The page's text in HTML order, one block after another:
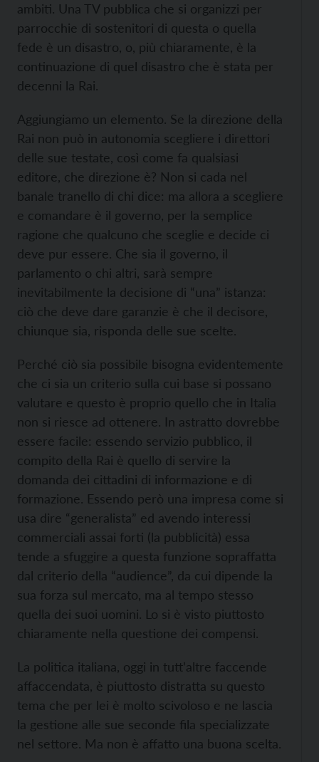
ambiti. Una TV pubblica che si organizzi per
parrocchie di sostenitori di questa o quella
fede è un disastro, o, più chiaramente, è la
continuazione di quel disastro che è stata per
decenni la Rai.
Aggiungiamo un elemento. Se la direzione della
Rai non può in autonomia scegliere i direttori
delle sue testate, così come fa qualsiasi
editore, che direzione è? Non si cada nel
banale tranello di chi dice: ma allora a scegliere
e comandare è il governo, per la semplice
ragione che qualcuno che sceglie e decide ci
deve pur essere. Che sia il governo, il
parlamento o chi altri, sarà sempre
inevitabilmente la decisione di “una” istanza:
ciò che deve dare garanzie è che il decisore,
chiunque sia, risponda delle sue scelte.
Perché ciò sia possibile bisogna evidentemente
che ci sia un criterio sulla cui base si possano
valutare e questo è proprio quello che in Italia
non si riesce ad ottenere. In astratto dovrebbe
essere facile: essendo servizio pubblico, il
compito della Rai è quello di servire la
domanda dei cittadini di informazione e di
formazione. Essendo però una impresa come si
usa dire “generalista” ed avendo interessi
commerciali assai forti (la pubblicità) essa
tende a sfuggire a questa funzione sopraffatta
dal criterio della “audience”, da cui dipende la
sua forza sul mercato, ma al tempo stesso
quella dei suoi uomini. Lo si è visto piuttosto
chiaramente nella questione dei compensi.
La politica italiana, oggi in tutt’altre faccende
affaccendata, è piuttosto distratta su questo
tema che per lei è molto scivoloso e ne lascia
la gestione alle sue seconde fila specializzate
nel settore. Ma non è affatto una buona scelta.